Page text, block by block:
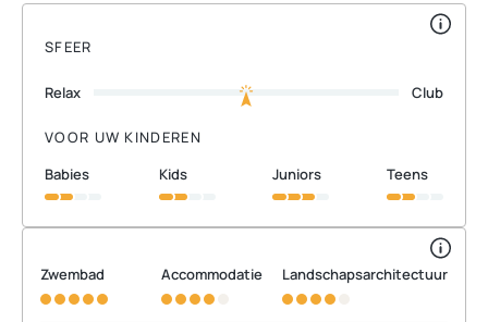
SFEER
Relax Club
VOOR UW KINDEREN
babies
kids juniors teens
Zwembad Accommodatie Landschapsarchitectuur